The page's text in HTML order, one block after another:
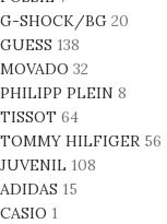
G-SHOCK/BG 20
GUESS 138
MOVADO 32
PHILIPP PLEIN 8
TISSOT 64
TOMMY HILFIGER 56
JUVENIL 108
ADIDAS 15
CASIO 1